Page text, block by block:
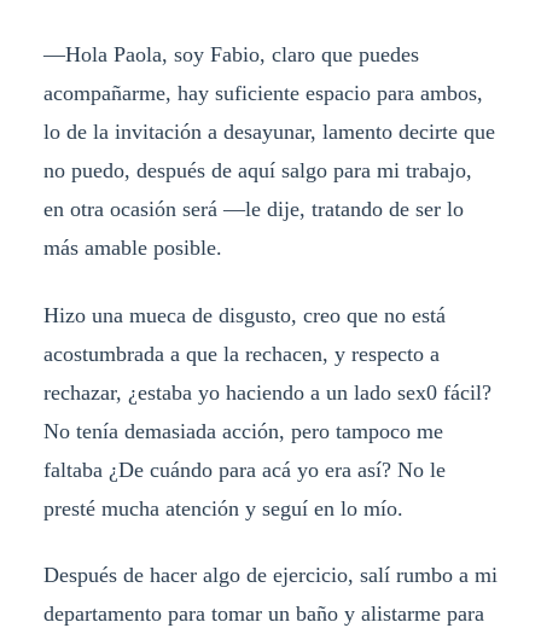
—Hola Paola, soy Fabio, claro que puedes
acompañarme, hay suficiente espacio para ambos,
lo de la invitación a desayunar, lamento decirte que
no puedo, después de aquí salgo para mi trabajo,
en otra ocasión será —le dije, tratando de ser lo
más amable posible.
Hizo una mueca de disgusto, creo que no está
acostumbrada a que la rechacen, y respecto a
rechazar, ¿estaba yo haciendo a un lado sex0 fácil?
No tenía demasiada acción, pero tampoco me
faltaba ¿De cuándo para acá yo era así? No le
presté mucha atención y seguí en lo mío.
Después de hacer algo de ejercicio, salí rumbo a mi
departamento para tomar un baño y alistarme para